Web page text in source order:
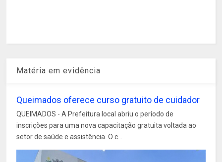
Matéria em evidência
Queimados oferece curso gratuito de cuidador
QUEIMADOS - A Prefeitura local abriu o período de
inscrições para uma nova capacitação gratuita voltada ao
setor de saúde e assistência. O c...